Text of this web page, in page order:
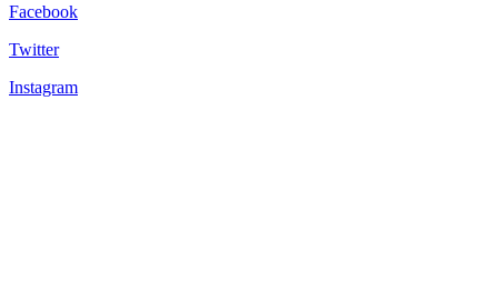
Facebook
Twitter
Instagram